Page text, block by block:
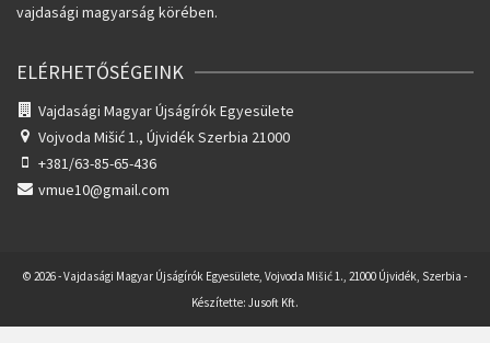
vajdasági magyarság körében.
ELÉRHETŐSÉGEINK
Vajdasági Magyar Újságírók Egyesülete
Vojvoda Mišić 1., Újvidék Szerbia 21000
+381/63-85-65-436
vmue10@gmail.com
© 2026 - Vajdasági Magyar Újságírók Egyesülete, Vojvoda Mišić 1., 21000 Újvidék, Szerbia -
Készítette: Jusoft Kft.